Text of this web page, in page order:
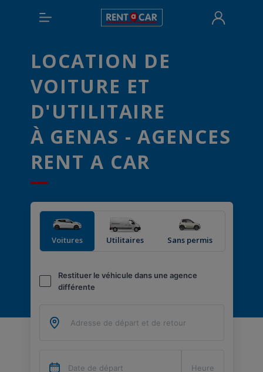
LOCATION DE
VOITURE ET
D'UTILITAIRE
À GENAS - AGENCES
RENT A CAR
Voitures Utilitaires Sans permis
Restituer le véhicule dans une agence
différente